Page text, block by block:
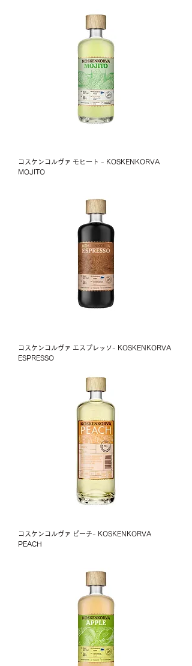
コスケンコルヴァ モヒート - KOSKENKORVA
MOJITO
コスケンコルヴァ エスプレッソ- KOSKENKORVA
ESPRESSO
コスケンコルヴァ ピーチ- KOSKENKORVA
PEACH